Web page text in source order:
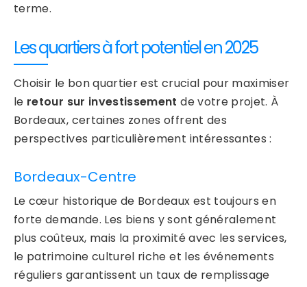
terme.
Les quartiers à fort potentiel en 2025
Choisir le bon quartier est crucial pour maximiser
le retour sur investissement de votre projet. À
Bordeaux, certaines zones offrent des
perspectives particulièrement intéressantes :
Bordeaux-Centre
Le cœur historique de Bordeaux est toujours en
forte demande. Les biens y sont généralement
plus coûteux, mais la proximité avec les services,
le patrimoine culturel riche et les événements
réguliers garantissent un taux de remplissage